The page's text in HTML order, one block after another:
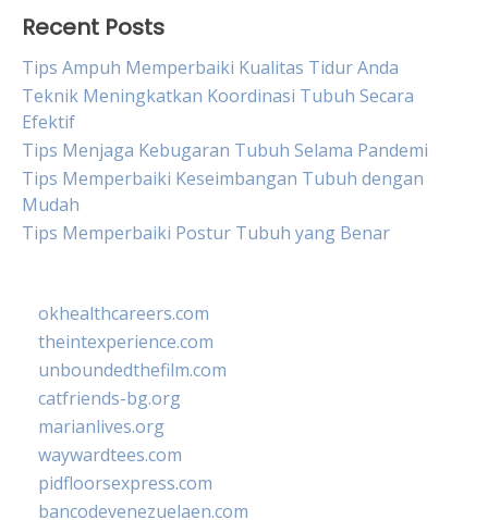
Recent Posts
Tips Ampuh Memperbaiki Kualitas Tidur Anda
Teknik Meningkatkan Koordinasi Tubuh Secara
Efektif
Tips Menjaga Kebugaran Tubuh Selama Pandemi
Tips Memperbaiki Keseimbangan Tubuh dengan
Mudah
Tips Memperbaiki Postur Tubuh yang Benar
okhealthcareers.com
theintexperience.com
unboundedthefilm.com
catfriends-bg.org
marianlives.org
waywardtees.com
pidfloorsexpress.com
bancodevenezuelaen.com